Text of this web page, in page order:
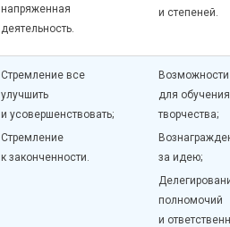
напряженная
деятельность.
и степеней.
Стремление все
улучшить
и усовершенствовать;
Стремление
к законченности.
Возможности
для
творчества;
за идею;
полномочий
и